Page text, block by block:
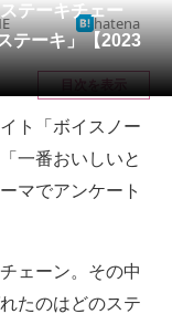
テーキチェー
テーキ」【2023
hatena
目次を表示
ト「ボイスノー
一番おいしいと
マでアンケート
ェーン。その中
たのはどのステ